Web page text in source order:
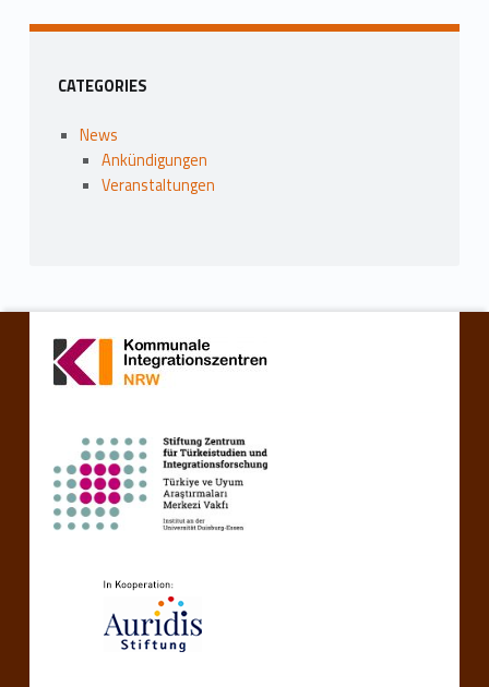
e
Seitenleiste
CATEGORIES
News
Ankündigungen
Veranstaltungen